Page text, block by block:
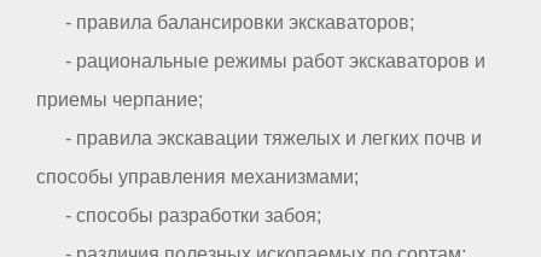
- правила балансировки экскаваторов;
- рациональные режимы работ экскаваторов и
приемы черпание;
- правила экскавации тяжелых и легких почв и
способы управления механизмами;
- способы разработки забоя;